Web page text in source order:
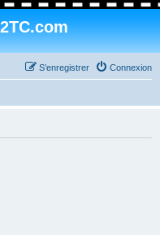
Connexion
S’enregistrer